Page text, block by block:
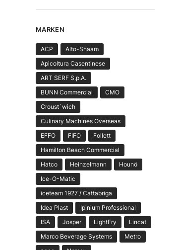
MARKEN
ACP
Alto-Shaam
Apicoltura Casentinese
ART SERF S.p.A.
BUNN Commercial
CMO
Croust´wich
Culinary Machines Overseas
EFFO
FIFO
Follett
Hamilton Beach Commercial
Hatco
Heinzelmann
Hounö
Ice-O-Matic
iceteam 1927 / Cattabriga
Idea Plast
Ipinium Professional
ISA
Josper LightFry
Lincat
Marco Beverage Systems
Metro